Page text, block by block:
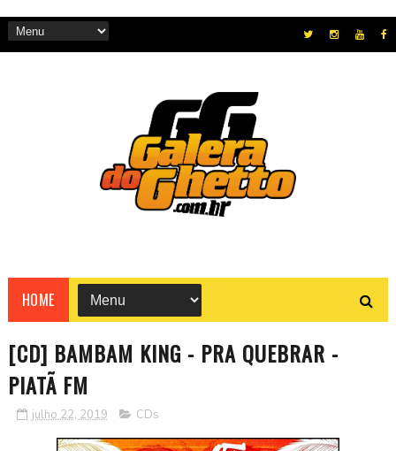
HOME
[CD] BAMBAM KING - PRA QUEBRAR -
PIATÃ FM
julho 22, 2019 CDs